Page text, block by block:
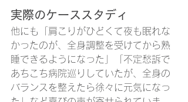
実際のケーススタディ
他にも「肩こりがひどくて夜も眠れな
かったのが、全身調整を受けてから熟
睡できるようになった」「不定愁訴で
あちこち病院巡りしていたが、全身の
バランスを整えたら徐々に元気になっ